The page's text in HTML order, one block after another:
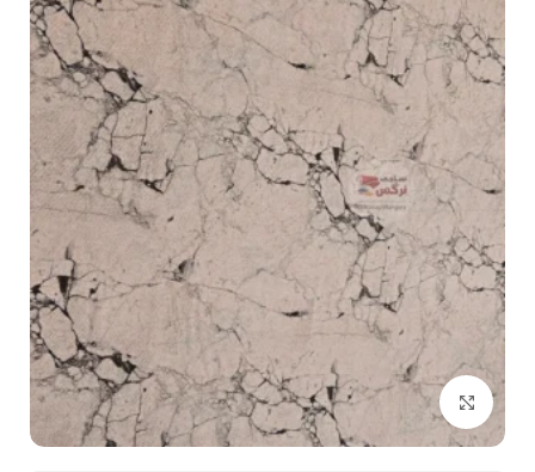
بزرگنمایی تصویر